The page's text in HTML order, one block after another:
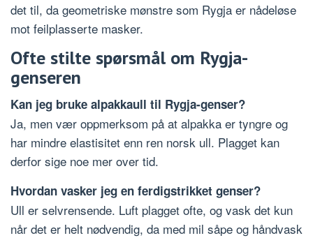
det til, da geometriske mønstre som Rygja er nådeløse
mot feilplasserte masker.
Ofte stilte spørsmål om Rygja-
genseren
Kan jeg bruke alpakkaull til Rygja-genser?
Ja, men vær oppmerksom på at alpakka er tyngre og
har mindre elastisitet enn ren norsk ull. Plagget kan
derfor sige noe mer over tid.
Hvordan vasker jeg en ferdigstrikket genser?
Ull er selvrensende. Luft plagget ofte, og vask det kun
når det er helt nødvendig, da med mil såpe og håndvask